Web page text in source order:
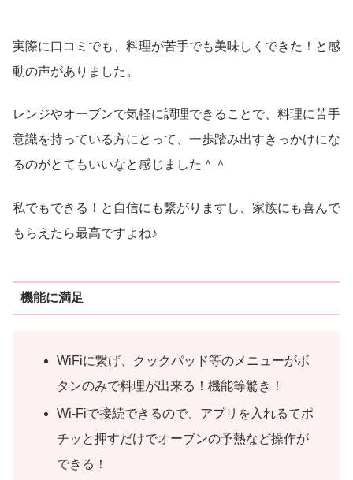
実際に口コミでも、料理が苦手でも美味しくできた！と感
動の声がありました。
レンジやオーブンで気軽に調理できることで、料理に苦手
意識を持っている方にとって、一歩踏み出すきっかけにな
るのがとてもいいなと感じました＾＾
私でもできる！と自信にも繋がりますし、家族にも喜んで
もらえたら最高ですよね♪
機能に満足
WiFiに繋げ、クックパッド等のメニューがボ
タンのみで料理が出来る！機能等驚き！
Wi-Fiで接続できるので、アプリを入れるてポ
チッと押すだけでオーブンの予熱など操作が
できる！